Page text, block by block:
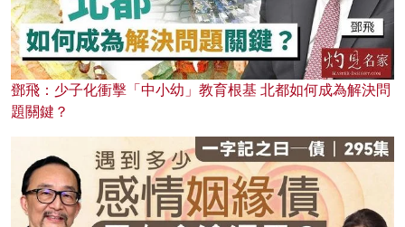
鄧飛：少子化衝擊「中小幼」教育根基 北都如何成為解決問
題關鍵？